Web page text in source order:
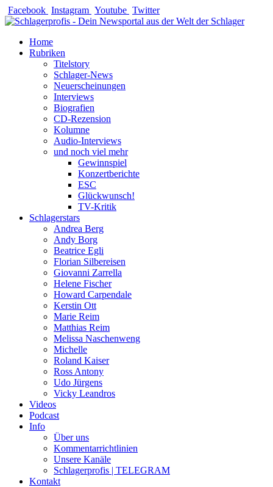
Zum
Inhalt
Facebook Instagram Youtube Twitter
Home
Rubriken
Titelstory
Schlager-News
Neuerscheinungen
Interviews
Biografien
CD-Rezension
Kolumne
Audio-Interviews
und noch viel mehr
Gewinnspiel
Konzertberichte
ESC
Glückwunsch!
TV-Kritik
Schlagerstars
Andrea Berg
Andy Borg
Beatrice Egli
Florian Silbereisen
Giovanni Zarrella
Helene Fischer
Howard Carpendale
Kerstin Ott
Marie Reim
Matthias Reim
Melissa Naschenweng
Michelle
Roland Kaiser
Ross Antony
Udo Jürgens
Vicky Leandros
Videos
Podcast
Info
Über uns
Kommentarrichtlinien
Unsere Kanäle
Schlagerprofis | TELEGRAM
Kontakt